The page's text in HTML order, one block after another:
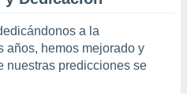
a la
años, hemos mejorado y
nuestras predicciones se